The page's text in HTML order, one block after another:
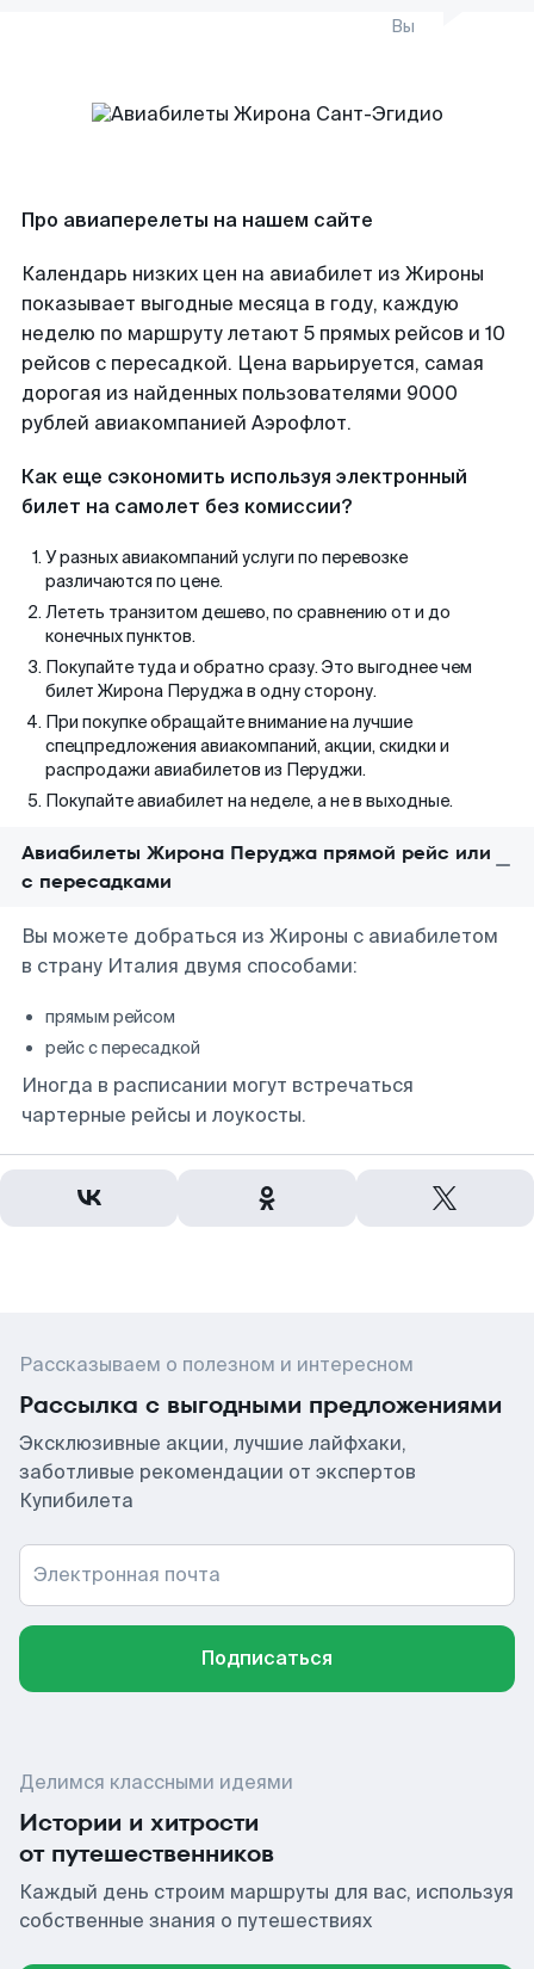
Вы
Про авиаперелеты на нашем сайте
Календарь низких цен на авиабилет из Жироны
показывает выгодные месяца в году, каждую
неделю по маршруту летают 5 прямых рейсов и 10
рейсов с пересадкой. Цена варьируется, самая
дорогая из найденных пользователями 9000
рублей авиакомпанией Аэрофлот.
Как еще сэкономить используя электронный
билет на самолет без комиссии?
У разных авиакомпаний услуги по перевозке
различаются по цене.
Лететь транзитом дешево, по сравнению от и до
конечных пунктов.
Покупайте туда и обратно сразу. Это выгоднее чем
билет Жирона Перуджа в одну сторону.
При покупке обращайте внимание на лучшие
спецпредложения авиакомпаний, акции, скидки и
распродажи авиабилетов из Перуджи.
Покупайте авиабилет на неделе, а не в выходные.
Авиабилеты Жирона Перуджа прямой рейс или
с пересадками
Вы можете добраться из Жироны с авиабилетом
в страну Италия двумя способами:
прямым рейсом
рейс с пересадкой
Иногда в расписании могут встречаться
чартерные рейсы и лоукосты.
Рассказываем о полезном и интересном
Рассылка с выгодными предложениями
Эксклюзивные акции, лучшие лайфхаки,
заботливые рекомендации от экспертов
Купибилета
Электронная почта
Подписаться
Делимся классными идеями
Истории и хитрости
от путешественников
Каждый день строим маршруты для вас, используя
собственные знания о путешествиях